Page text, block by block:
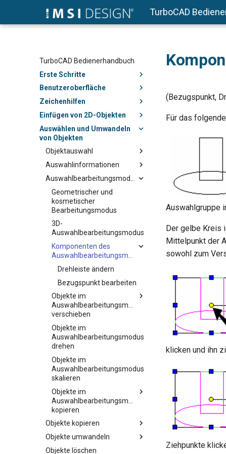
TurboCAD
TurboCAD Bedienerhandbuch
Erste Schritte
Benutzeroberfläche
Zeichenhilfen
Einfügen von 2D-Objekten
Auswählen und Umwandeln
von Objekten
Objektauswahl
Auswahlinformationen
Geometrischer und
kosmetischer
Bearbeitungsmodus
3D-
Auswahlbearbeitungsmodus
Komponenten des
Drehleiste ändern
Bezugspunkt bearbeiten
Objekte im
Auswahlbearbeitungsmodus
verschieben
Objekte im
Auswahlbearbeitungsmodus
drehen
Objekte im
Auswahlbearbeitungsmodus
skalieren
Objekte im
Auswahlbearbeitungsmodus
kopieren
Objekte kopieren
Objekte umwandeln
Objekte löschen
(Bezugspunkt,
Für das
Auswahlgruppe
Der gelbe Kreis
Mittelpunkt der
sowohl zum
klicken und ihn
Ziehpunkte